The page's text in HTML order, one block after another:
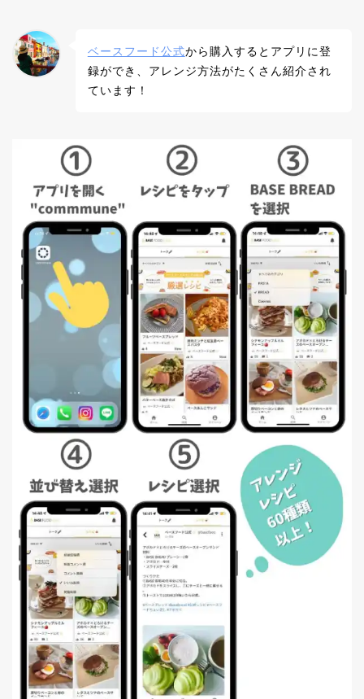
ベースフード公式から購入するとアプリに登
録ができ、アレンジ方法がたくさん紹介され
ています！